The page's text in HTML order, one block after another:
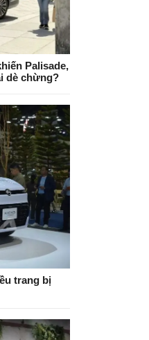
Palisade,
dè chừng?
trang bị